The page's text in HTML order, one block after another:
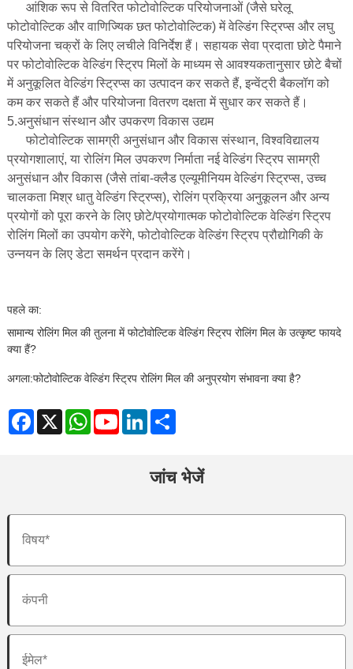
आंशिक रूप से वितरित फोटोवोल्टिक परियोजनाओं (जैसे घरेलू
फोटोवोल्टिक और वाणिज्यिक छत फोटोवोल्टिक) में वेल्डिंग स्ट्रिप्स और लघु
परियोजना चक्रों के लिए लचीले विनिर्देश हैं। सहायक सेवा प्रदाता छोटे पैमाने
पर फोटोवोल्टिक वेल्डिंग स्ट्रिप मिलों के माध्यम से आवश्यकतानुसार छोटे बैचों
में अनुकूलित वेल्डिंग स्ट्रिप्स का उत्पादन कर सकते हैं, इन्वेंट्री बैकलॉग को
कम कर सकते हैं और परियोजना वितरण दक्षता में सुधार कर सकते हैं।
5.अनुसंधान संस्थान और उपकरण विकास उद्यम
फोटोवोल्टिक सामग्री अनुसंधान और विकास संस्थान, विश्वविद्यालय
प्रयोगशालाएं, या रोलिंग मिल उपकरण निर्माता नई वेल्डिंग स्ट्रिप सामग्री
अनुसंधान और विकास (जैसे तांबा-क्लैड एल्यूमीनियम वेल्डिंग स्ट्रिप्स, उच्च
चालकता मिश्र धातु वेल्डिंग स्ट्रिप्स), रोलिंग प्रक्रिया अनुकूलन और अन्य
प्रयोगों को पूरा करने के लिए छोटे/प्रयोगात्मक फोटोवोल्टिक वेल्डिंग स्ट्रिप
रोलिंग मिलों का उपयोग करेंगे, फोटोवोल्टिक वेल्डिंग स्ट्रिप प्रौद्योगिकी के
उन्नयन के लिए डेटा समर्थन प्रदान करेंगे।
पहले का:
सामान्य रोलिंग मिल की तुलना में फोटोवोल्टिक वेल्डिंग स्ट्रिप रोलिंग मिल के उत्कृष्ट फायदे
क्या हैं?
अगला:फोटोवोल्टिक वेल्डिंग स्ट्रिप रोलिंग मिल की अनुप्रयोग संभावना क्या है?
Facebook
X WhatsApp LinkedInShare
जांच भेजें